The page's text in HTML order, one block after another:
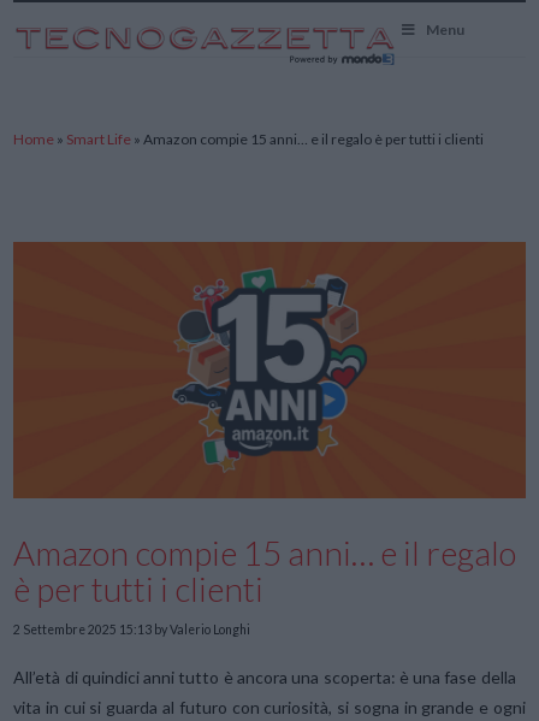
Menu
Home » Smart Life »Amazon compie 15 anni… e il regalo è per tutti i clienti
Amazon compie 15 anni… e il regalo
è per tutti i clienti
2 Settembre 2025 15:13 by Valerio Longhi
All’età di quindici anni tutto è ancora una scoperta: è una fase della
vita in cui si guarda al futuro con curiosità, si sogna in grande e ogni